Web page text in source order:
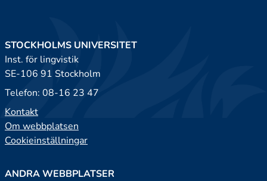
STOCKHOLMS UNIVERSITET
Inst. för lingvistik
SE-106 91 Stockholm
Telefon: 08-16 23 47
Kontakt
Om webbplatsen
Cookieinställningar
ANDRA WEBBPLATSER